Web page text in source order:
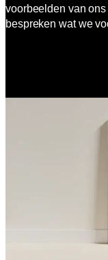
voorbeelden van
bespreken wat we